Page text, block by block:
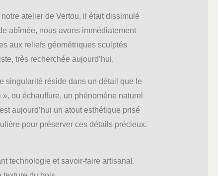
atelier de Vertou, il était dissimulé
abîmée, nous avons immédiatement
aux reliefs géométriques sculptés
très recherchée aujourd’hui.
singularité réside dans un détail que le
ou échauffure, un phénomène naturel
aujourd’hui un atout esthétique prisé
pour préserver ces détails précieux.
technologie et savoir-faire artisanal.